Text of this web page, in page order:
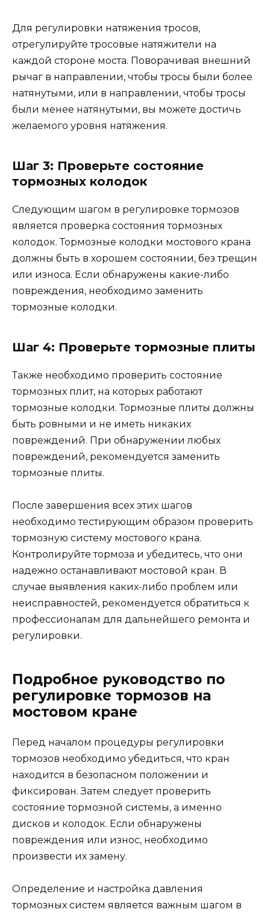
Для регулировки натяжения тросов,
отрегулируйте тросовые натяжители на
каждой стороне моста. Поворачивая внешний
рычаг в направлении, чтобы тросы были более
натянутыми, или в направлении, чтобы тросы
были менее натянутыми, вы можете достичь
желаемого уровня натяжения.
Шаг 3: Проверьте состояние
тормозных колодок
Следующим шагом в регулировке тормозов
является проверка состояния тормозных
колодок. Тормозные колодки мостового крана
должны быть в хорошем состоянии, без трещин
или износа. Если обнаружены какие-либо
повреждения, необходимо заменить
тормозные колодки.
Шаг 4: Проверьте тормозные плиты
Также необходимо проверить состояние
тормозных плит, на которых работают
тормозные колодки. Тормозные плиты должны
быть ровными и не иметь никаких
повреждений. При обнаружении любых
повреждений, рекомендуется заменить
тормозные плиты.
После завершения всех этих шагов
необходимо тестирующим образом проверить
тормозную систему мостового крана.
Контролируйте тормоза и убедитесь, что они
надежно останавливают мостовой кран. В
случае выявления каких-либо проблем или
неисправностей, рекомендуется обратиться к
профессионалам для дальнейшего ремонта и
регулировки.
Подробное руководство по
регулировке тормозов на
мостовом кране
Перед началом процедуры регулировки
тормозов необходимо убедиться, что кран
находится в безопасном положении и
фиксирован. Затем следует проверить
состояние тормозной системы, а именно
дисков и колодок. Если обнаружены
повреждения или износ, необходимо
произвести их замену.
Определение и настройка давления
тормозных систем является важным шагом в